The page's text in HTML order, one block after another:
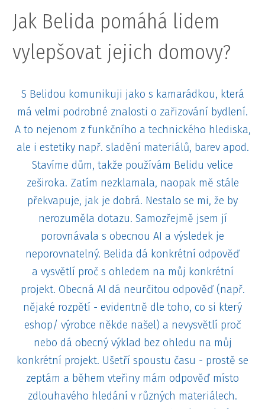
Jak Belida pomáhá lidem
vylepšovat jejich domovy?
S Belidou komunikuji jako s kamarádkou, která
má velmi podrobné znalosti o zařizování bydlení.
A to nejenom z funkčního a technického hlediska,
ale i estetiky např. sladění materiálů, barev apod.
Stavíme dům, takže používám Belidu velice
zeširoka. Zatím nezklamala, naopak mě stále
překvapuje, jak je dobrá. Nestalo se mi, že by
nerozuměla dotazu. Samozřejmě jsem jí
porovnávala s obecnou AI a výsledek je
neporovnatelný. Belida dá konkrétní odpověď
a vysvětlí proč s ohledem na můj konkrétní
projekt. Obecná AI dá neurčitou odpověď (např.
nějaké rozpětí - evidentně dle toho, co si který
eshop/ výrobce někde našel) a nevysvětlí proč
nebo dá obecný výklad bez ohledu na můj
konkrétní projekt. Ušetří spoustu času - prostě se
zeptám a během vteřiny mám odpověď místo
zdlouhavého hledání v různých materiálech.